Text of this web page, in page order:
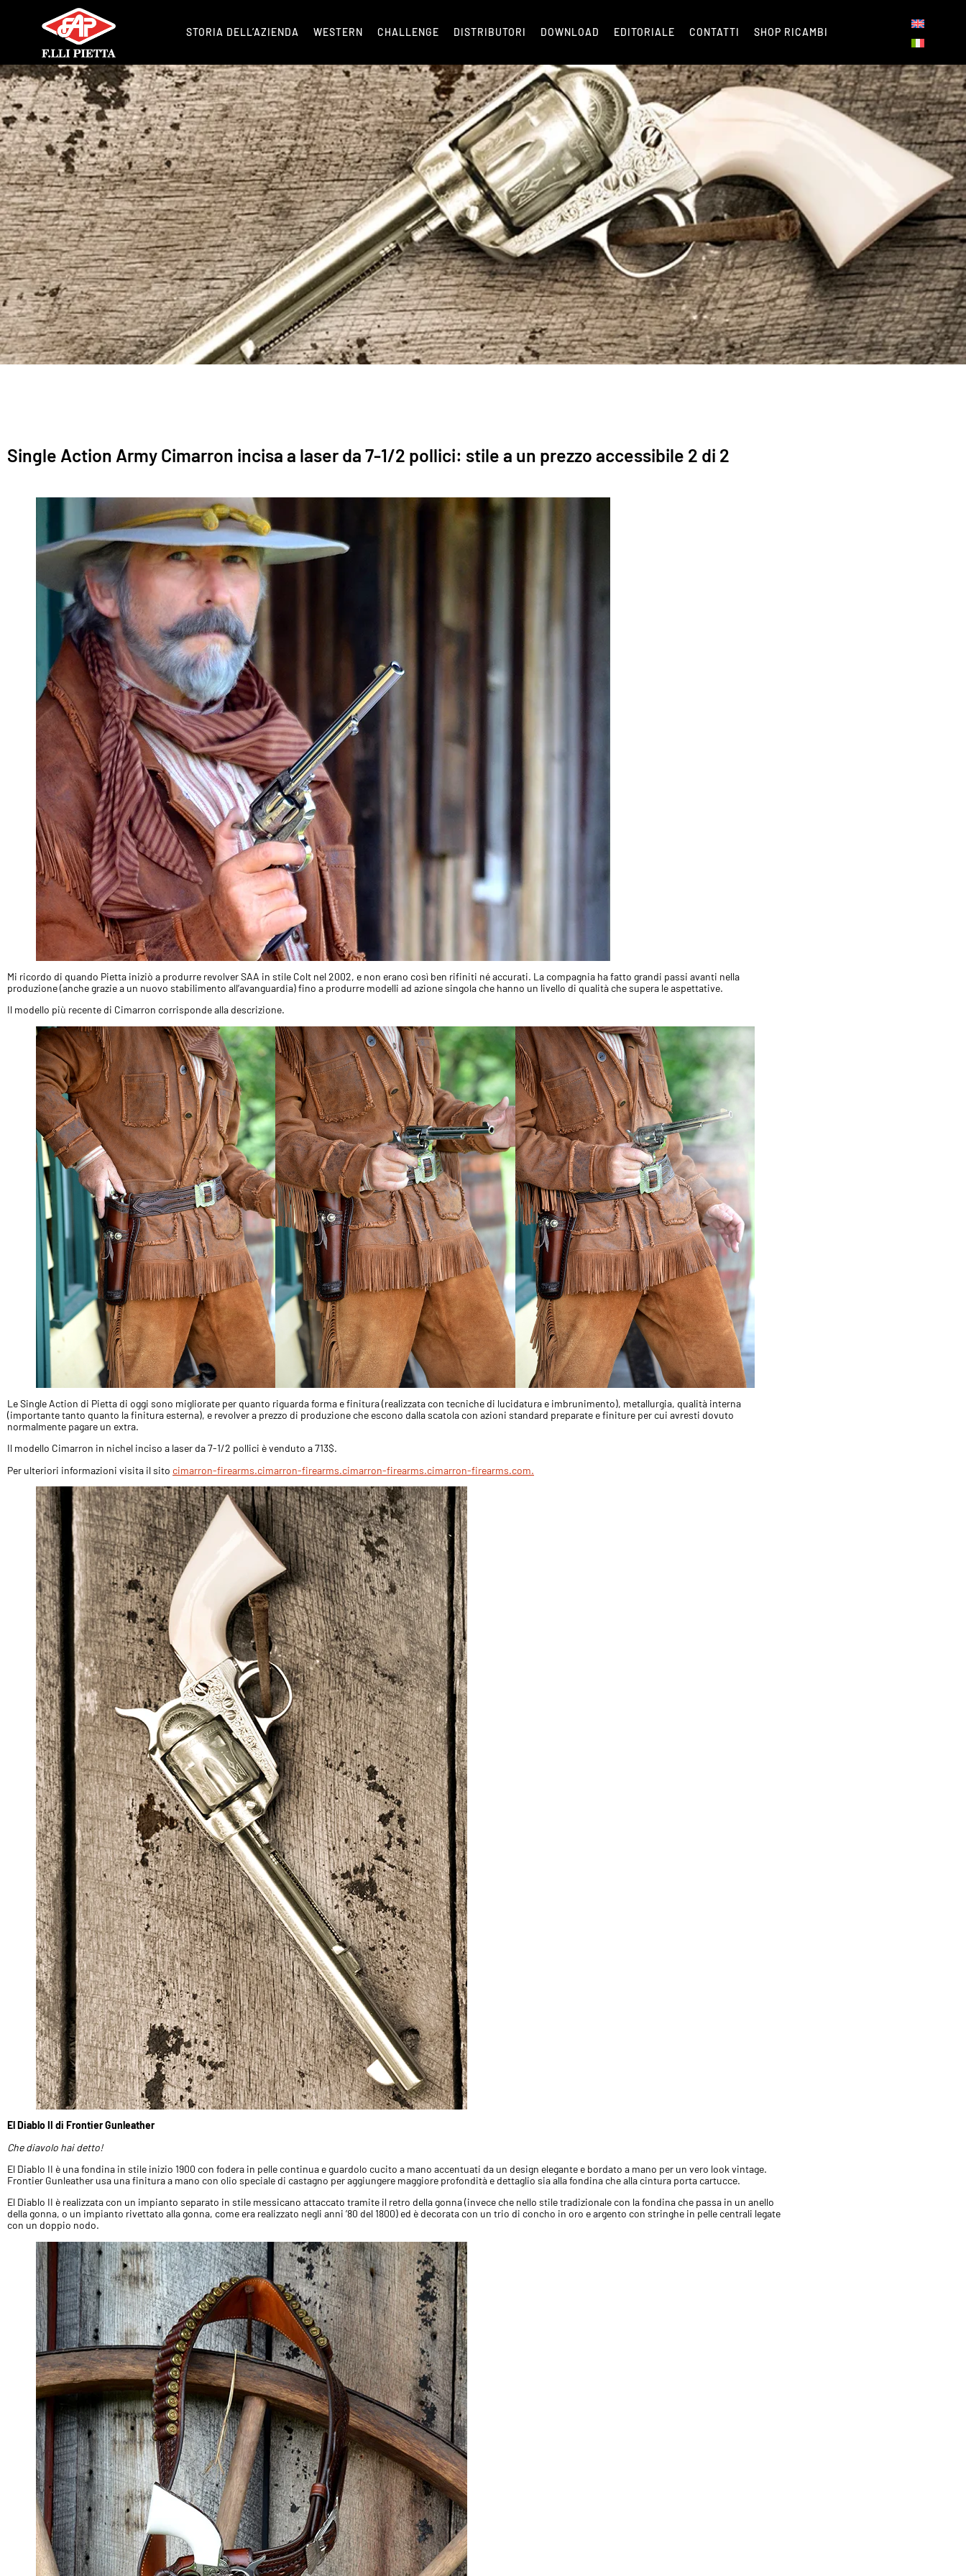
STORIA DELL’AZIENDA WESTERN CHALLENGE DISTRIBUTORI DOWNLOAD EDITORIALE CONTATTI SHOP RICAMBI
Single Action Army Cimarron incisa a laser da 7-1/2 pollici: stile a un prezzo accessibile 2 di 2
Mi ricordo di quando Pietta iniziò a produrre revolver SAA in stile Colt nel 2002, e non erano così ben rifiniti né accurati. La compagnia ha fatto grandi passi avanti nella
produzione (anche grazie a un nuovo stabilimento all’avanguardia) fino a produrre modelli ad azione singola che hanno un livello di qualità che supera le aspettative.
Il modello più recente di Cimarron corrisponde alla descrizione.
Le Single Action di Pietta di oggi sono migliorate per quanto riguarda forma e finitura (realizzata con tecniche di lucidatura e imbrunimento), metallurgia, qualità interna
(importante tanto quanto la finitura esterna), e revolver a prezzo di produzione che escono dalla scatola con azioni standard preparate e finiture per cui avresti dovuto
normalmente pagare un extra.
Il modello Cimarron in nichel inciso a laser da 7-1/2 pollici è venduto a 713$.
Per ulteriori informazioni visita il sito cimarron-firearms.cimarron-firearms.cimarron-firearms.cimarron-firearms.com.
El Diablo II di Frontier Gunleather
Che diavolo hai detto!
El Diablo II è una fondina in stile inizio 1900 con fodera in pelle continua e guardolo cucito a mano accentuati da un design elegante e bordato a mano per un vero look vintage.
Frontier Gunleather usa una finitura a mano con olio speciale di castagno per aggiungere maggiore profondità e dettaglio sia alla fondina che alla cintura porta cartucce.
El Diablo II è realizzata con un impianto separato in stile messicano attaccato tramite il retro della gonna (invece che nello stile tradizionale con la fondina che passa in un anello
della gonna, o un impianto rivettato alla gonna, come era realizzato negli anni ’80 del 1800) ed è decorata con un trio di concho in oro e argento con stringhe in pelle centrali legate
con un doppio nodo.